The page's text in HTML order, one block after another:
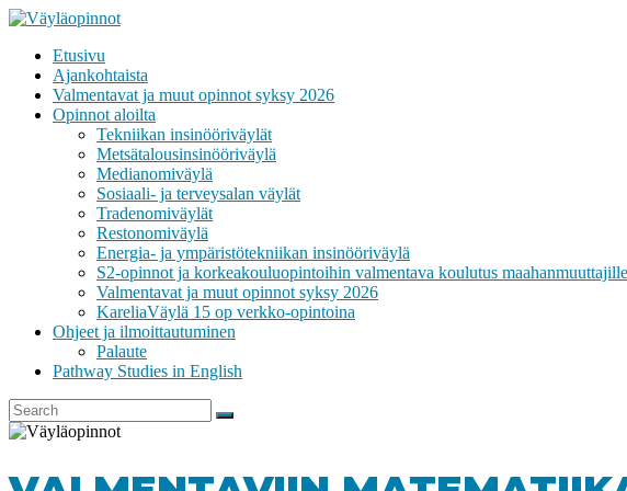
Skip
content
VÄYLÄOPINNOT
Etusivu
Ajankohtaista
Valmentavat ja muut opinnot syksy 2026
Opinnot aloilta
Tekniikan insinööriväylät
Metsätalousinsinööriväylä
Medianomiväylä
Sosiaali- ja terveysalan väylät
Tradenomiväylät
Restonomiväylä
Energia- ja ympäristötekniikan insinööriväylä
S2-opinnot ja korkeakouluopintoihin valmentava koulutus maahanmuuttajille
Valmentavat ja muut opinnot syksy 2026
KareliaVäylä 15 op verkko-opintoina
Ohjeet ja ilmoittautuminen
Palaute
Pathway Studies in English